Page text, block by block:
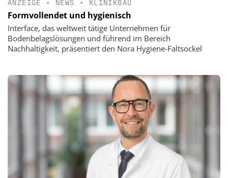
ANZEIGE • NEWS • KLINIKBAU
Formvollendet und hygienisch
Interface, das weltweit tätige Unternehmen für
Bodenbelagslösungen und führend im Bereich
Nachhaltigkeit, präsentiert den Nora Hygiene-Faltsockel